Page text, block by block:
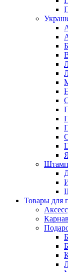
Товары для